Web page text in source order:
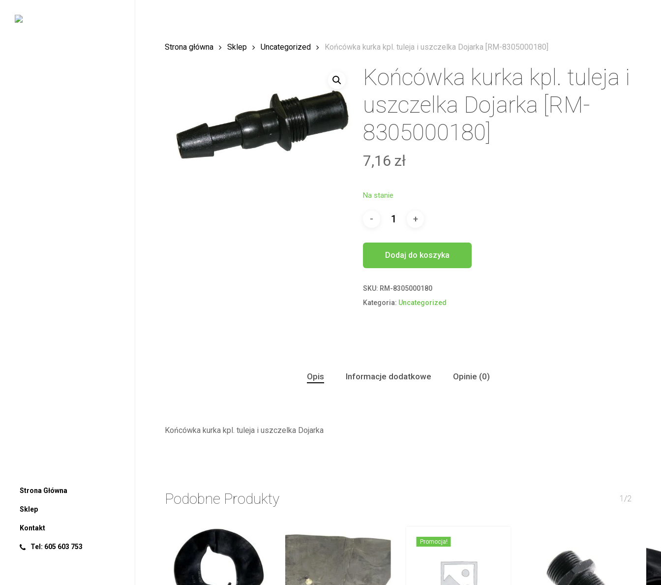
Strona Główna
Sklep
Kontakt
Tel: 605 603 753
Strona główna Sklep Uncategorized Końcówka kurka kpl. tuleja i uszczelka Dojarka [RM-8305000180]
Końcówka kurka kpl. tuleja i
uszczelka Dojarka [RM-
8305000180]
7,16 zł
Na stanie
Dodaj do koszyka
SKU: RM-8305000180
Kategoria: Uncategorized
Opis Informacje dodatkowe Opinie (0)
Końcówka kurka kpl. tuleja i uszczelka Dojarka
Podobne Produkty 1/2
Promocja!